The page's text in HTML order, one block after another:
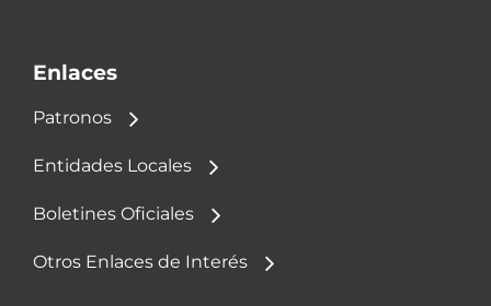
Enlaces
Patronos
Entidades Locales
Boletines Oficiales
Otros Enlaces de Interés